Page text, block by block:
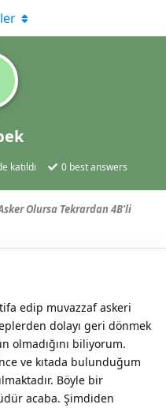
katıldı 0 best answers
Olursa Tekrardan 4B'li
edip muvazzaf askeri
dolayı geri dönmek
olmadığını biliyorum.
ve kıtada bulunduğum
Böyle bir
acaba. Şimdiden